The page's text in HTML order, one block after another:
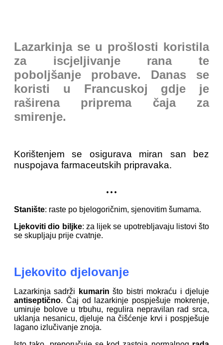
Lazarkinja se u prošlosti koristila
za iscjeljivanje rana te
poboljšanje probave. Danas se
koristi u Francuskoj gdje je
raširena priprema čaja za
smirenje.
Korištenjem se osigurava miran san bez
nuspojava farmaceutskih pripravaka.
...
Stanište: raste po bjelogoričnim, sjenovitim šumama.
Ljekoviti dio biljke: za lijek se upotrebljavaju listovi što
se skupljaju prije cvatnje.
Ljekovito djelovanje
Lazarkinja sadrži kumarin što bistri mokraću i djeluje
antiseptično. Čaj od lazarkinje pospješuje mokrenje,
umiruje bolove u trbuhu, regulira nepravilan rad srca,
uklanja nesanicu, djeluje na čišćenje krvi i pospješuje
lagano izlučivanje znoja.